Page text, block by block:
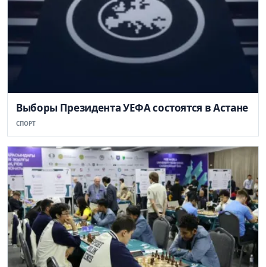
Выборы Президента УЕФА состоятся в Астане
СПОРТ